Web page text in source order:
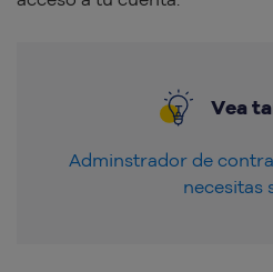
Vea
Adminstrador de
necesitas